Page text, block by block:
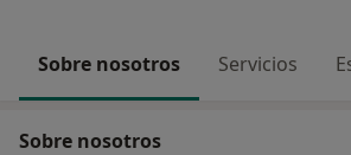
Sobre nosotros Servicios
Sobre nosotros